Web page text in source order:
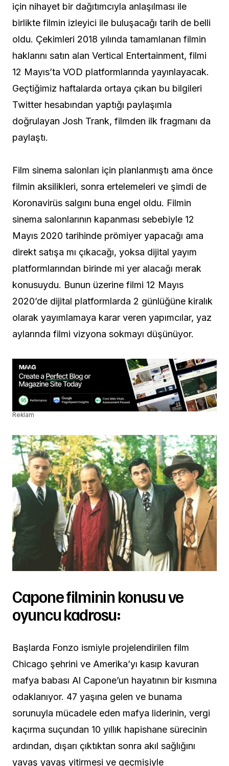
için nihayet bir dağıtımcıyla anlaşılması ile
birlikte filmin izleyici ile buluşacağı tarih de belli
oldu. Çekimleri 2018 yılında tamamlanan filmin
haklarını satın alan Vertical Entertainment, filmi
12 Mayıs’ta VOD platformlarında yayınlayacak.
Geçtiğimiz haftalarda ortaya çıkan bu bilgileri
Twitter hesabından yaptığı paylaşımla
doğrulayan Josh Trank, filmden ilk fragmanı da
paylaştı.
Film sinema salonları için planlanmıştı ama önce
filmin aksilikleri, sonra ertelemeleri ve şimdi de
Koronavirüs salgını buna engel oldu. Filmin
sinema salonlarının kapanması sebebiyle 12
Mayıs 2020 tarihinde prömiyer yapacağı ama
direkt satışa mı çıkacağı, yoksa dijital yayım
platformlarından birinde mi yer alacağı merak
konusuydu. Bunun üzerine filmi 12 Mayıs
2020’de dijital platformlarda 2 günlüğüne kiralık
olarak yayımlamaya karar veren yapımcılar, yaz
aylarında filmi vizyona sokmayı düşünüyor.
Reklam
Capone filminin konusu ve
oyuncu kadrosu:
Başlarda Fonzo ismiyle projelendirilen film
Chicago şehrini ve Amerika’yı kasıp kavuran
mafya babası Al Capone’un hayatının bir kısmına
odaklanıyor. 47 yaşına gelen ve bunama
sorunuyla mücadele eden mafya liderinin, vergi
kaçırma suçundan 10 yıllık hapishane sürecinin
ardından, dışarı çıktıktan sonra akıl sağlığını
yavaş yavaş yitirmesi ve geçmişiyle